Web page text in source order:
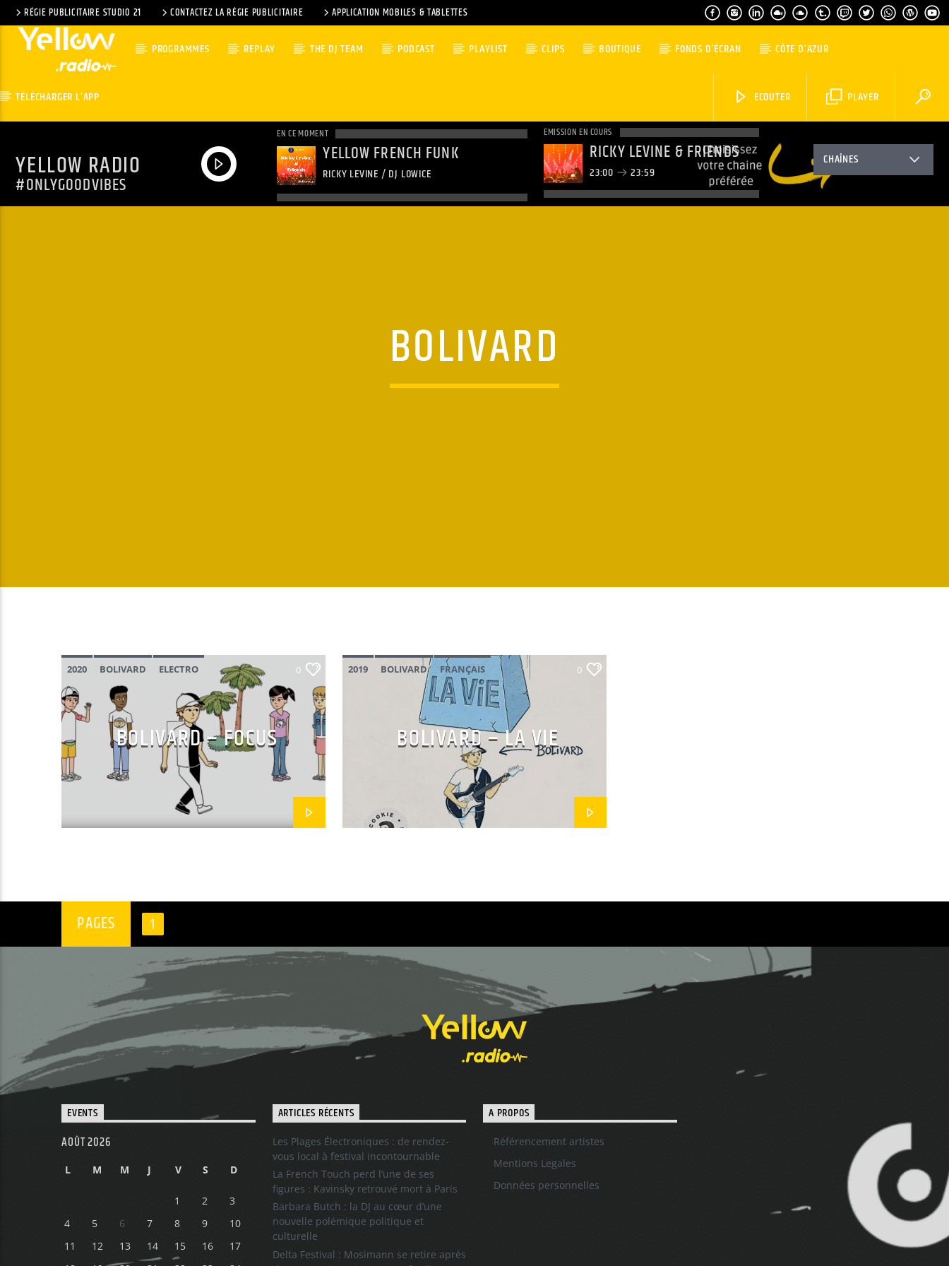
RÉGIE PUBLICITAIRE STUDIO 21 CONTACTEZ LA RÉGIE PUBLICITAIRE APPLICATION MOBILES & TABLETTES
PROGRAMMES REPLAY THE DJ TEAM PODCAST PLAYLIST CLIPS BOUTIQUE FONDS D’ÉCRAN CÔTE D’AZUR
TÉLÉCHARGER L’APP PLAYER
ECOUTER
YELLOW RADIO
#ONLYGOODVIBES
EN CE MOMENT
YELLOW FRENCH FUNK
RICKY LEVINE / DJ LOWICE
EMISSION EN COURS
RICKY LEVINE & FRIENDS
23:00 23:59
CHAÎNES
BOLIVARD
2020 BOLIVARD
ELECTRO
FRANÇAIS
NOUVEAUTÉ
0
BOLIVARD – FOCUS
2019 BOLIVARD FRANÇAIS 0
BOLIVARD – LA VIE
PAGES 1
EVENTS
AOÛT 2026
L M M J V S D
1 2
3
4
5 6 7 8 9
10
11
12 13 14 15 16
17
ARTICLES RÉCENTS
Les Plages Électroniques : de rendez-
vous local à festival incontournable
La French Touch perd l’une de ses
figures : Kavinsky retrouvé mort à Paris
Barbara Butch : la DJ au cœur d’une
nouvelle polémique politique et
culturelle
Delta Festival : Mosimann se retire après
A PROPOS
Référencement artistes
Mentions Legales
Données personnelles